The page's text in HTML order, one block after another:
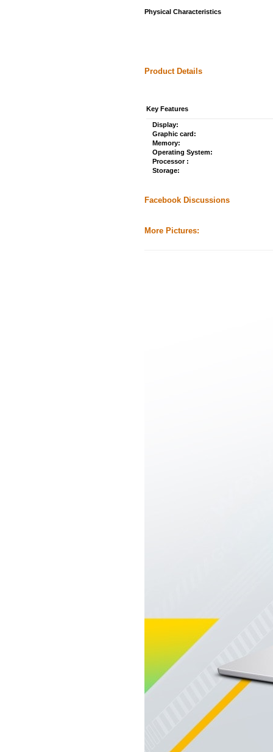
Physical Characteristics
Product Details
Key Features
Display:
Graphic card:
Memory:
Operating System:
Processor :
Storage:
Facebook Discussions
More Pictures: